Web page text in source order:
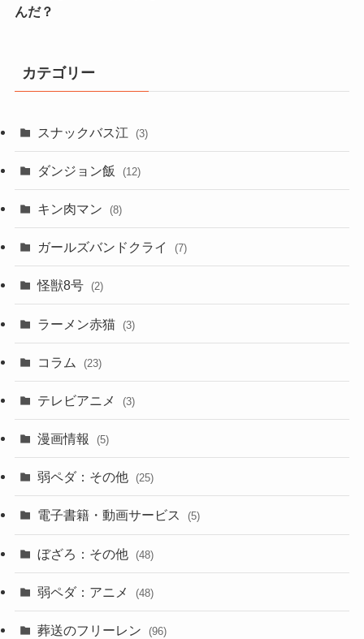
んだ？
カテゴリー
スナックバス江 (3)
ダンジョン飯 (12)
キン肉マン (8)
ガールズバンドクライ (7)
怪獣8号 (2)
ラーメン赤猫 (3)
コラム (23)
テレビアニメ (3)
漫画情報 (5)
弱ペダ：その他 (25)
電子書籍・動画サービス (5)
ぼざろ：その他 (48)
弱ペダ：アニメ (48)
葬送のフリーレン (96)